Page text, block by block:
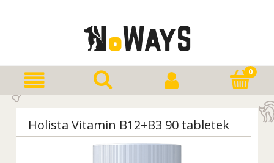
Holista Vitamin B12+B3 90 tabletek